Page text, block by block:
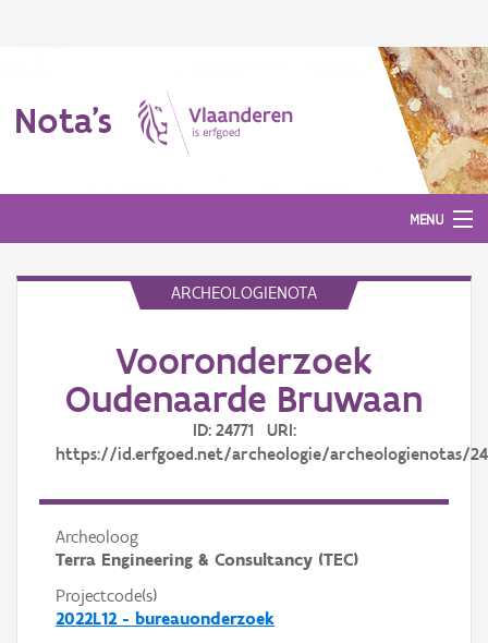
Nota's
MENU
ARCHEOLOGIENOTA
Vooronderzoek
Oudenaarde Bruwaan
ID: 24771 URI:
https://id.erfgoed.net/archeologie/archeologienotas/
Archeoloog
Terra Engineering & Consultancy (TEC)
Projectcode(s)
2022L12 - bureauonderzoek